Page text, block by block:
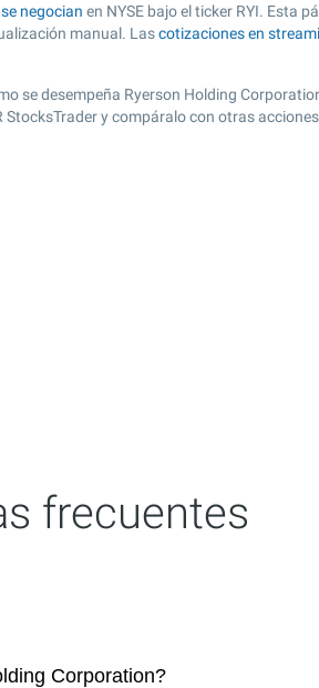
negocian en NYSE bajo el ticker RYI. Esta
manual. Lascotizaciones en
se desempeña Ryerson Holding
y compáralo con otras
frecuentes
Corporation?